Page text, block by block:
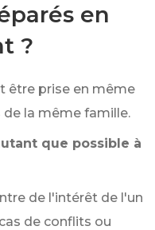
en
?
être prise en même
la même famille.
que possible à
de l'intérêt de l'un
de conflits ou